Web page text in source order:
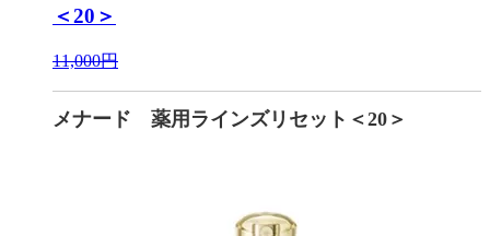
＜20＞
11,000円
メナード 薬用ラインズリセット＜20＞